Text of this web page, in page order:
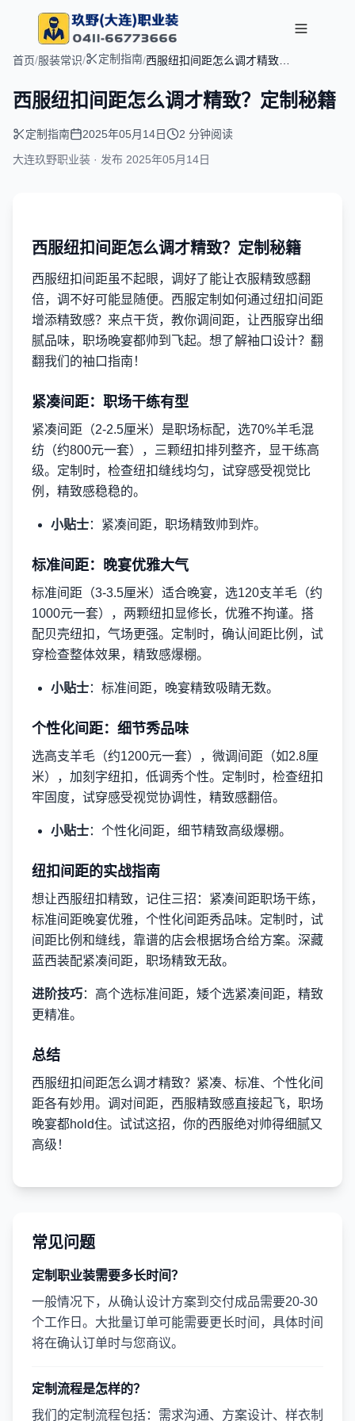
首页/服装常识/ 定制指南/西服纽扣间距怎么调才精致？
西服纽扣间距怎么调才精致？定制秘籍
定制指南 2025年05月14日
2 分钟阅读
大连玖野职业装 · 发布 2025年05月14日
西服纽扣间距怎么调才精致？定制秘籍
西服纽扣间距虽不起眼，调好了能让衣服精致感翻
倍，调不好可能显随便。西服定制如何通过纽扣间距
增添精致感？来点干货，教你调间距，让西服穿出细
腻品味，职场晚宴都帅到飞起。想了解袖口设计？翻
翻我们的袖口指南！
紧凑间距：职场干练有型
紧凑间距（2-2.5厘米）是职场标配，选70%羊毛混
纺（约800元一套），三颗纽扣排列整齐，显干练高
级。定制时，检查纽扣缝线均匀，试穿感受视觉比
例，精致感稳稳的。
小贴士：紧凑间距，职场精致帅到炸。
标准间距：晚宴优雅大气
标准间距（3-3.5厘米）适合晚宴，选120支羊毛（约
1000元一套），两颗纽扣显修长，优雅不拘谨。搭
配贝壳纽扣，气场更强。定制时，确认间距比例，试
穿检查整体效果，精致感爆棚。
小贴士：标准间距，晚宴精致吸睛无数。
个性化间距：细节秀品味
选高支羊毛（约1200元一套），微调间距（如2.8厘
米），加刻字纽扣，低调秀个性。定制时，检查纽扣
牢固度，试穿感受视觉协调性，精致感翻倍。
小贴士：个性化间距，细节精致高级爆棚。
纽扣间距的实战指南
想让西服纽扣精致，记住三招：紧凑间距职场干练，
标准间距晚宴优雅，个性化间距秀品味。定制时，试
间距比例和缝线，靠谱的店会根据场合给方案。深藏
蓝西装配紧凑间距，职场精致无敌。
进阶技巧：高个选标准间距，矮个选紧凑间距，精致
更精准。
总结
西服纽扣间距怎么调才精致？紧凑、标准、个性化间
距各有妙用。调对间距，西服精致感直接起飞，职场
晚宴都hold住。试试这招，你的西服绝对帅得细腻又
高级！
常见问题
定制职业装需要多长时间？
一般情况下，从确认设计方案到交付成品需要20-30
个工作日。大批量订单可能需要更长时间，具体时间
将在确认订单时与您商议。
定制流程是怎样的？
我们的定制流程包括：需求沟通、方案设计、样衣制